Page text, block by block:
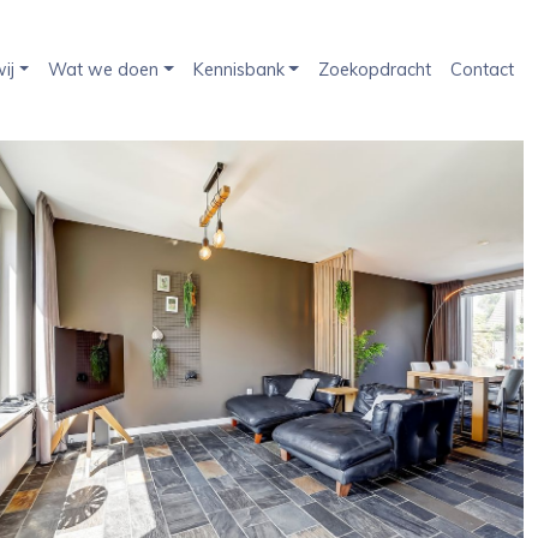
Wat we doen Kennisbank Zoekopdracht Contact